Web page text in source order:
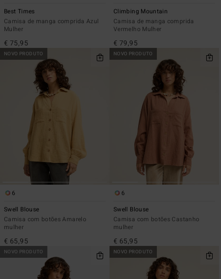
Best Times
Camisa de manga comprida Azul
Mulher
€ 75,95
Climbing Mountain
Camisa de manga comprida
Vermelho Mulher
€ 79,95
NOVO PRODUTO
6
Swell Blouse
Camisa com botões Amarelo
mulher
€ 65,95
NOVO PRODUTO
6
Swell Blouse
Camisa com botões Castanho
mulher
€ 65,95
NOVO PRODUTO NOVO PRODUTO